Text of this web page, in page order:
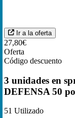
Ir a la oferta
27,80€
Oferta
Código descuento
3 unidades en
DEFENSA 50
51 Utilizado